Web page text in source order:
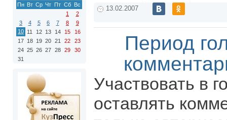
Пн Вт Ср Чт Пт Сб Вс
1
2
3
4 5 6 7 8
9
10 11 12 13 14 15
16
17 18 19 20 21 22
23
24 25 26 27 28 29
30
31
13.02.2007
Период
Участвовать в
оставлять